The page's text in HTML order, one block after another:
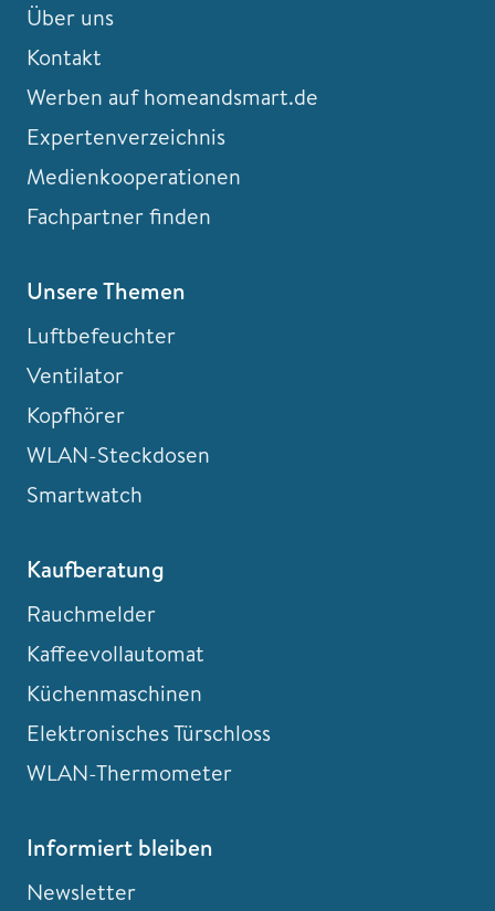
Über uns
Kontakt
Werben auf homeandsmart.de
Expertenverzeichnis
Medienkooperationen
Fachpartner finden
Unsere Themen
Luftbefeuchter
Ventilator
Kopfhörer
WLAN-Steckdosen
Smartwatch
Kaufberatung
Rauchmelder
Kaffeevollautomat
Küchenmaschinen
Elektronisches Türschloss
WLAN-Thermometer
Informiert bleiben
Newsletter